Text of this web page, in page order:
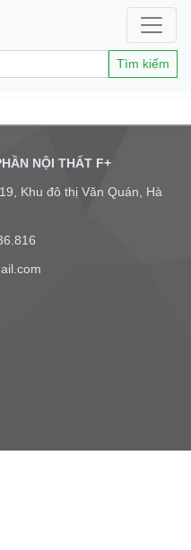
Tìm kiếm
NỘI THẤT F+
Khu đô thị Văn Quán, Hà